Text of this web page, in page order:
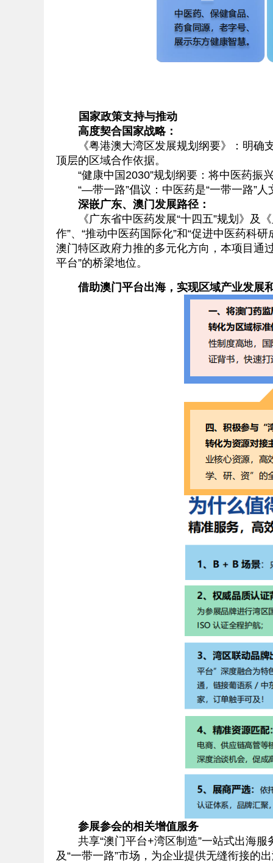
国家政策支持与推动
高度契合国家战略：
《粤港澳大湾区发展规划纲要》：明确支
顶层的区域合作依据。
“健康中国2030”规划纲要：将中医药振
“—带一路”倡议：中医药是“一带一路”人
深嵌广东、澳门发展路径：
《广东省中医药发展“十四五”规划》及《
作”、“推动中医药国际化”和“促进中医药科
澳门特区政府力推的多元化方向，本项目通
平台”的桥梁地位。
借助澳门平台出海，实现区域产业发展
参展参会的相关增值服务
共享“澳门平台+湾区制造”一站式出海服
及“一带一路”市场，为企业提供无缝衔接的